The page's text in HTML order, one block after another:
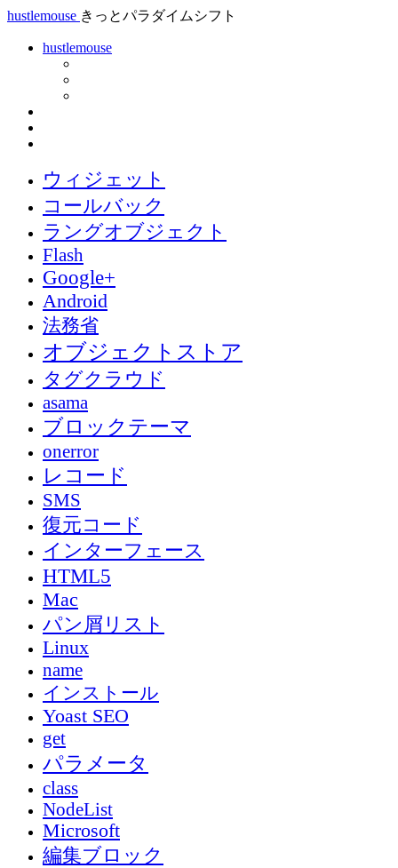
hustlemouse きっとパラダイムシフト
hustlemouse
ウィジェット
コールバック
ラングオブジェクト
Flash
Google+
Android
法務省
オブジェクトストア
タグクラウド
asama
ブロックテーマ
onerror
レコード
SMS
復元コード
インターフェース
HTML5
Mac
パン屑リスト
Linux
name
インストール
Yoast SEO
get
パラメータ
class
NodeList
Microsoft
編集ブロック